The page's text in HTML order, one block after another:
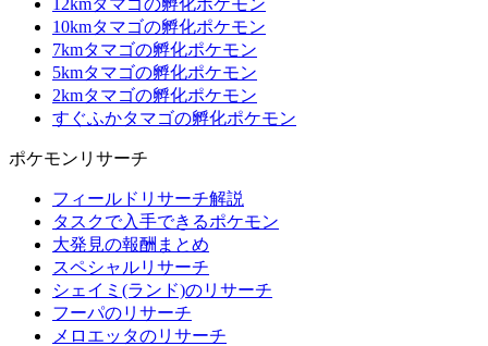
12kmタマゴの孵化ポケモン
10kmタマゴの孵化ポケモン
7kmタマゴの孵化ポケモン
5kmタマゴの孵化ポケモン
2kmタマゴの孵化ポケモン
すぐふかタマゴの孵化ポケモン
ポケモンリサーチ
フィールドリサーチ解説
タスクで入手できるポケモン
大発見の報酬まとめ
スペシャルリサーチ
シェイミ(ランド)のリサーチ
フーパのリサーチ
メロエッタのリサーチ